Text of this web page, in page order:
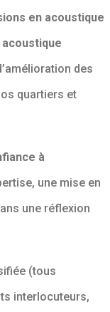
en acoustique
des
quartiers et
à
une mise en
une réflexion
(tous
interlocuteurs,